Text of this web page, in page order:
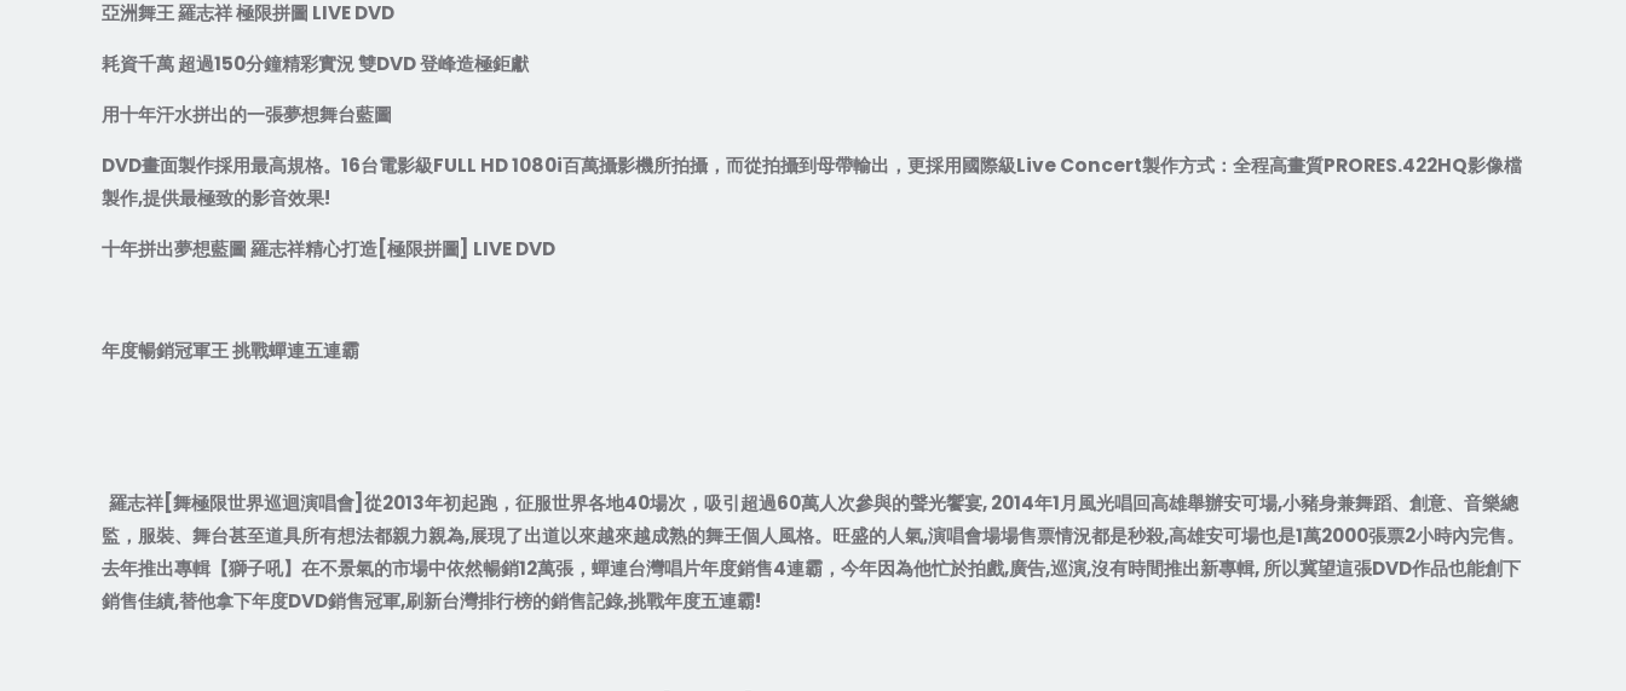
亞洲舞王羅志祥極限拼圖 LIVE DVD
耗資千萬超過150分鐘精彩實況雙DVD登峰造極鉅獻
用十年汗水拼出的一張夢想舞台藍圖
DVD畫面製作採用最高規格。 16台電影級FULL HD 1080i百萬攝影機所拍攝，而從拍攝到母帶輸出，更採用國際級Live Concert製作方式：全程高畫質PRORES.422HQ影像檔
製作,提供最極致的影音效果!
十年拼出夢想藍圖羅志祥精心打造 [極限拼圖] LIVE DVD
年度暢銷冠軍王挑戰蟬連五連霸
羅志祥 [舞極限世界巡迴演唱會] 從2013年初起跑，征服世界各地40場次，吸引超過60萬人次參與的聲光饗宴, 2014年1月風光唱回高雄舉辦安可場,小豬身兼舞蹈、創意、音樂總
監，服裝、舞台甚至道具所有想法都親力親為,展現了出道以來越來越成熟的舞王個人風格。旺盛的人氣,演唱會場場售票情況都是秒殺,高雄安可場也是1萬2000張票2小時內完售。
去年推出專輯【獅子吼】在不景氣的市場中依然暢銷12萬張，蟬連台灣唱片年度銷售4連霸，今年因為他忙於拍戲,廣告,巡演,沒有時間推出新專輯,所以冀望這張DVD作品也能創下
銷售佳績,替他拿下年度DVD銷售冠軍,刷新台灣排行榜的銷售記錄,挑戰年度五連霸!